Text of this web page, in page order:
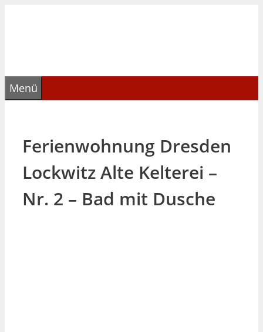
Menü
Ferienwohnung Dresden
Lockwitz Alte Kelterei –
Nr. 2 – Bad mit Dusche